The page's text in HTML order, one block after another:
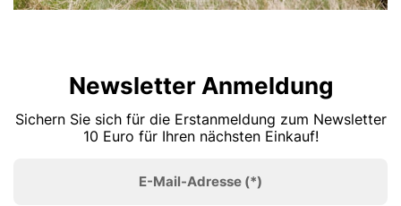
Newsletter Anmeldung
Sichern Sie sich für die Erstanmeldung zum Newsletter
10 Euro für Ihren nächsten Einkauf!
E-Mail-Adresse (*)